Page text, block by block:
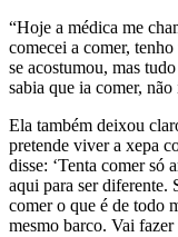
“Hoje a médica me
comecei a comer,
se acostumou, mas
sabia que ia comer,
Ela também deixou
pretende viver a xepa
disse: ‘Tenta comer só
aqui para ser diferente.
comer o que é de todo
mesmo barco. Vai